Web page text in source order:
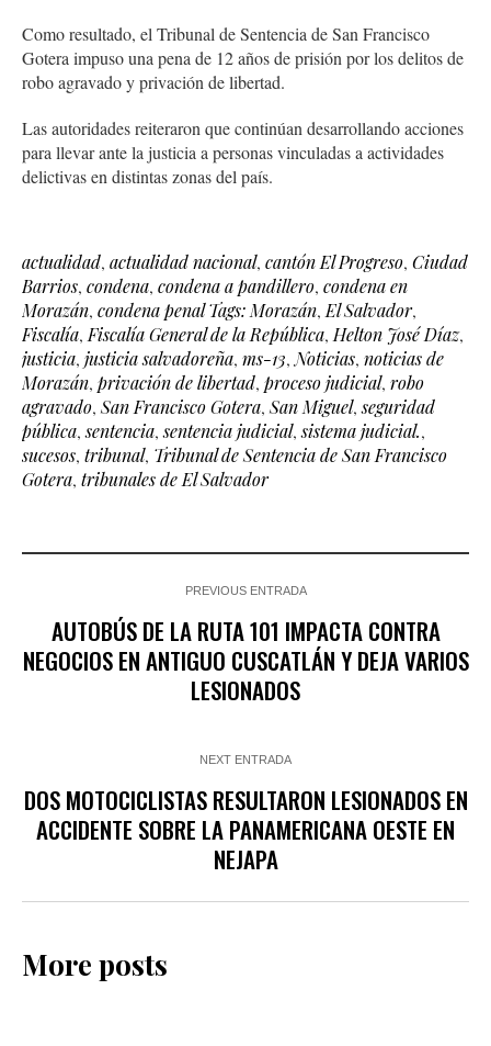
Como resultado, el Tribunal de Sentencia de San Francisco
Gotera impuso una pena de 12 años de prisión por los delitos de
robo agravado y privación de libertad.
Las autoridades reiteraron que continúan desarrollando acciones
para llevar ante la justicia a personas vinculadas a actividades
delictivas en distintas zonas del país.
actualidad, actualidad nacional, cantón El Progreso, Ciudad
Barrios, condena, condena a pandillero, condena en
Morazán, condena penal Tags: Morazán, El Salvador,
Fiscalía, Fiscalía General de la República, Helton José Díaz,
justicia, justicia salvadoreña, ms-13, Noticias, noticias de
Morazán, privación de libertad, proceso judicial, robo
agravado, San Francisco Gotera, San Miguel,seguridad
pública,sentencia,sentencia judicial,sistema judicial.,
sucesos, tribunal, Tribunal de Sentencia de San Francisco
Gotera, tribunales de El Salvador
PREVIOUS ENTRADA
AUTOBÚS DE LA RUTA 101 IMPACTA CONTRA
NEGOCIOS EN ANTIGUO CUSCATLÁN Y DEJA VARIOS
LESIONADOS
NEXT ENTRADA
DOS MOTOCICLISTAS RESULTARON LESIONADOS EN
ACCIDENTE SOBRE LA PANAMERICANA OESTE EN
NEJAPA
More posts